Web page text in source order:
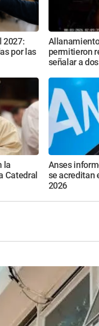
2027:
por las
permitieron
señalar a
la
Catedral
Anses
se acreditan
2026